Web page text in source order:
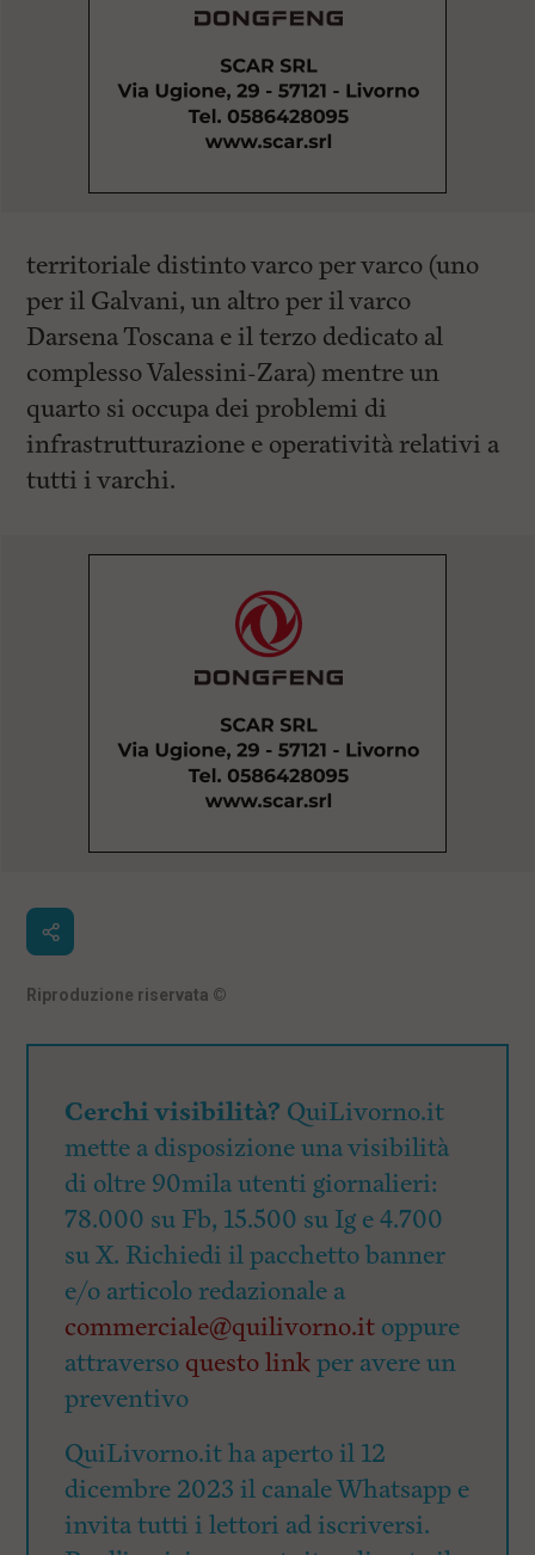
territoriale distinto varco per varco (uno
per il Galvani, un altro per il varco
Darsena Toscana e il terzo dedicato al
complesso Valessini-Zara) mentre un
quarto si occupa dei problemi di
infrastrutturazione e operatività relativi a
tutti i varchi.
Riproduzione riservata ©
Cerchi visibilità? QuiLivorno.it
mette a disposizione una visibilità
di oltre 90mila utenti giornalieri:
78.000 su Fb, 15.500 su Ig e 4.700
su X. Richiedi il pacchetto banner
e/o articolo redazionale a
commerciale@quilivorno.it oppure
attraverso questo linkper avere un
preventivo
QuiLivorno.it ha aperto il 12
dicembre 2023 il canale Whatsapp e
invita tutti i lettori ad iscriversi.